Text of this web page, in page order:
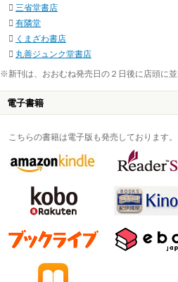
三省堂書店
有隣堂
くまざわ書店
丸善ジュンク堂書店
※新刊は、おおむね発売日の２日後に店頭に
電子書籍
こちらの書籍は電子版も発売しております。